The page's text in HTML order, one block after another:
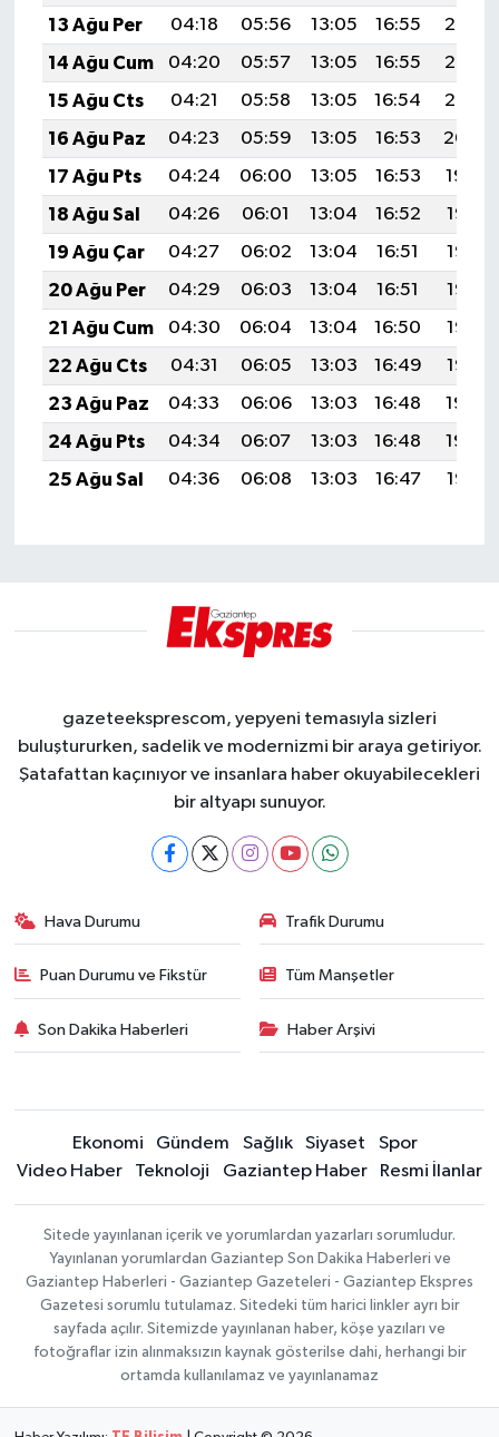
13 Ağu Per
04:18 05:56 13:05 16:55
20:05
14 Ağu Cum
04:20 05:57 13:05 16:55
20:03
15 Ağu Cts
04:21 05:58 13:05 16:54
20:02
16 Ağu Paz
04:23 05:59 13:05 16:53
20:00
17 Ağu Pts
04:24 06:00 13:05 16:53
19:59
18 Ağu Sal
04:26 06:01 13:04 16:52
19:58
19 Ağu Çar
04:27 06:02 13:04 16:51
19:56
20 Ağu Per
04:29 06:03 13:04 16:51
19:55
21 Ağu Cum
04:30 06:04 13:04 16:50
19:53
22 Ağu Cts
04:31 06:05 13:03 16:49
19:52
23 Ağu Paz
04:33 06:06 13:03 16:48
19:50
24 Ağu Pts
04:34 06:07 13:03 16:48
19:49
25 Ağu Sal
04:36 06:08 13:03 16:47 19:47
gazeteeksprescom, yepyeni temasıyla sizleri
buluştururken, sadelik ve modernizmi bir araya getiriyor.
Şatafattan kaçınıyor ve insanlara haber okuyabilecekleri
bir altyapı sunuyor.
Hava Durumu Trafik Durumu
Puan Durumu ve Fikstür Tüm Manşetler
Son Dakika Haberleri Haber Arşivi
Ekonomi Gündem Sağlık Siyaset
Spor
Video Haber
Teknoloji Gaziantep Haber Resmi İlanlar
Sitede yayınlanan içerik ve yorumlardan yazarları sorumludur.
Yayınlanan yorumlardan Gaziantep Son Dakika Haberleri ve
Gaziantep Haberleri - Gaziantep Gazeteleri - Gaziantep Ekspres
Gazetesi sorumlu tutulamaz. Sitedeki tüm harici linkler ayrı bir
sayfada açılır. Sitemizde yayınlanan haber, köşe yazıları ve
fotoğraflar izin alınmaksızın kaynak gösterilse dahi, herhangi bir
ortamda kullanılamaz ve yayınlanamaz